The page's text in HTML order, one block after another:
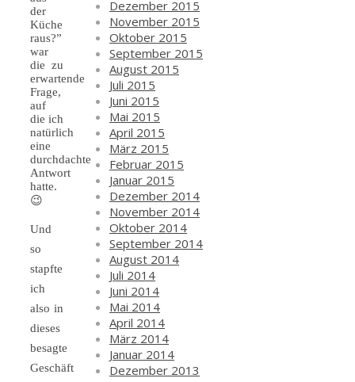
der
Küche
raus?”
war
die zu
erwartende
Frage,
auf
die ich
natürlich
eine
durchdachte
Antwort
hatte.
😉
Und
so
stapfte
ich
also in
dieses
besagte
Geschäft
Dezember 2015
November 2015
Oktober 2015
September 2015
August 2015
Juli 2015
Juni 2015
Mai 2015
April 2015
März 2015
Februar 2015
Januar 2015
Dezember 2014
November 2014
Oktober 2014
September 2014
August 2014
Juli 2014
Juni 2014
Mai 2014
April 2014
März 2014
Januar 2014
Dezember 2013